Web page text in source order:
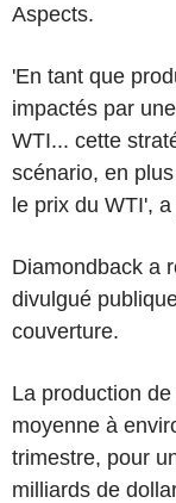
Aspects.
'En tant que
impactés par
WTI... cette
scénario, en
le prix du WTI',
Diamondback a
divulgué
couverture.
La production
moyenne à
trimestre, pour
milliards de